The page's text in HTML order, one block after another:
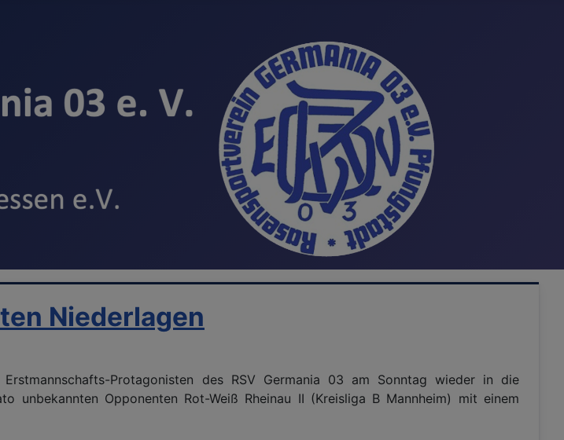
Niederlagen
Protagonisten des RSV Germania 03 am Sonntag wieder in die
Opponenten Rot-Weiß Rheinau II (Kreisliga B Mannheim) mit einem